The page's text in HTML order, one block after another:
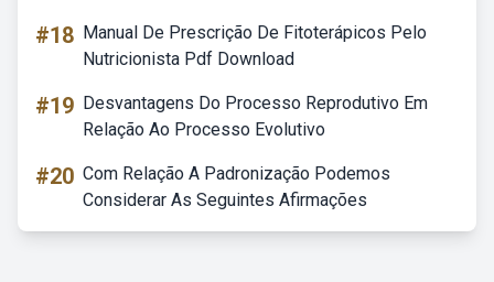
#18 Manual De Prescrição De Fitoterápicos Pelo
Nutricionista Pdf Download
#19 Desvantagens Do Processo Reprodutivo Em
Relação Ao Processo Evolutivo
#20 Com Relação A Padronização Podemos
Considerar As Seguintes Afirmações